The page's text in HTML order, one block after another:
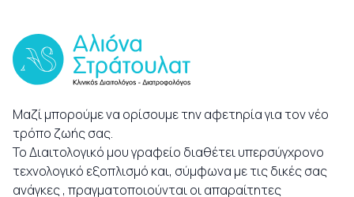
Μαζί μπορούμε να ορίσουμε την αφετηρία για τον νέο
τρόπο ζωής σας.
Το Διαιτολογικό μου γραφείο διαθέτει υπερσύγχρονο
τεχνολογικό εξοπλισμό και, σύμφωνα με τις δικές σας
ανάγκες , πραγματοποιούνται οι απαραίτητες